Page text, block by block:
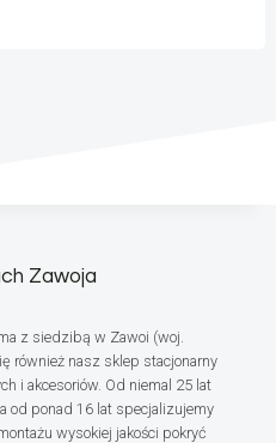
Zawoja
z siedzibą w Zawoi (woj.
również nasz sklep stacjonarny
i akcesoriów. Od niemal 25 lat
od ponad 16 lat specjalizujemy
wysokiej jakości pokryć